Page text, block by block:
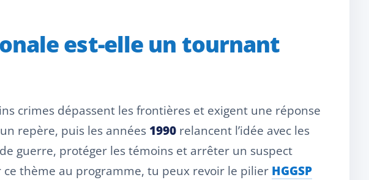
est-elle un tournant
crimes dépassent les frontières et exigent une réponse
repère, puis les années 1990 relancent l’idée avec les
guerre, protéger les témoins et arrêter un suspect
thème au programme, tu peux revoir le pilier HGGSP